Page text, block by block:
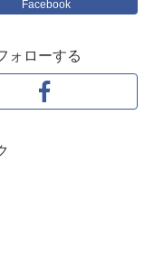
Facebook
ォローする